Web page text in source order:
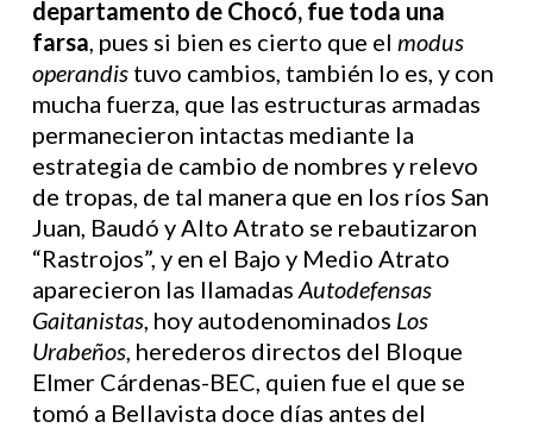
departamento de Chocó, fue toda una
farsa, pues si bien es cierto que el modus
operandistuvo cambios, también lo es, y con
mucha fuerza, que las estructuras armadas
permanecieron intactas mediante la
estrategia de cambio de nombres y relevo
de tropas, de tal manera que en los ríos San
Juan, Baudó y Alto Atrato se rebautizaron
“Rastrojos”, y en el Bajo y Medio Atrato
aparecieron las llamadas Autodefensas
Gaitanistas, hoy autodenominados Los
Urabeños, herederos directos del Bloque
Elmer Cárdenas-BEC, quien fue el que se
tomó a Bellavista doce días antes del